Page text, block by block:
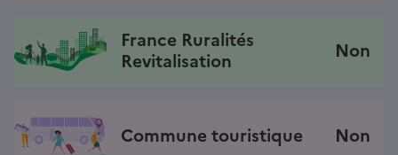
France Ruralités
Revitalisation
Non
Commune touristique Non